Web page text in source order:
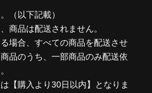
（以下記載）
商品は配送されません。
場合、すべての商品を配送させ
品のうち、一部商品のみ配送依
【購入より30日以内】となりま